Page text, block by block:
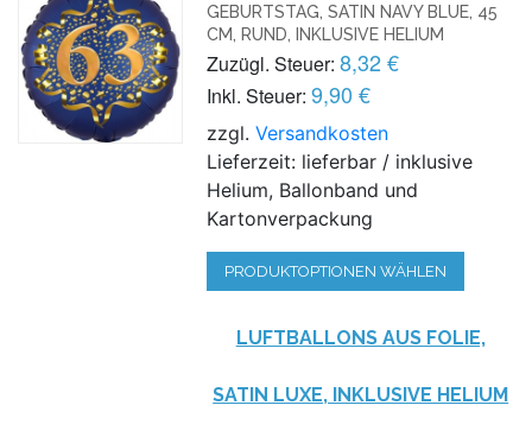
GEBURTSTAG, SATIN NAVY BLUE, 45
CM, RUND, INKLUSIVE HELIUM
Zuzügl. Steuer: 8,32 €
Inkl. Steuer: 9,90 €
zzgl.Versandkosten
Lieferzeit: lieferbar / inklusive
Helium, Ballonband und
Kartonverpackung
PRODUKTOPTIONEN WÄHLEN
LUFTBALLONS AUS FOLIE,
SATIN LUXE, INKLUSIVE HELIUM